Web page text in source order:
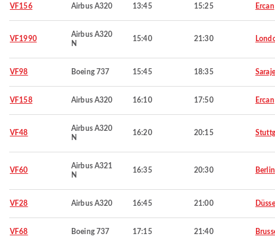
VF156 Airbus A320 13:45 15:25 Ercan
VF1990
Airbus A320
N
15:40 21:30
VF98 Boeing 737 15:45 18:35
VF158 Airbus A320 16:10 17:50 Ercan
VF48
Airbus A320
N
16:20 20:15
VF60
Airbus A321
N
16:35 20:30 Berlin
VF28 Airbus A320 16:45 21:00
VF68 Boeing 737 17:15 21:40